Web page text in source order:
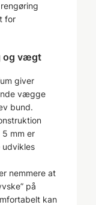
for
og vægt
giver
vægge
bund.
mm er
udvikles
nemmere at
på
kan